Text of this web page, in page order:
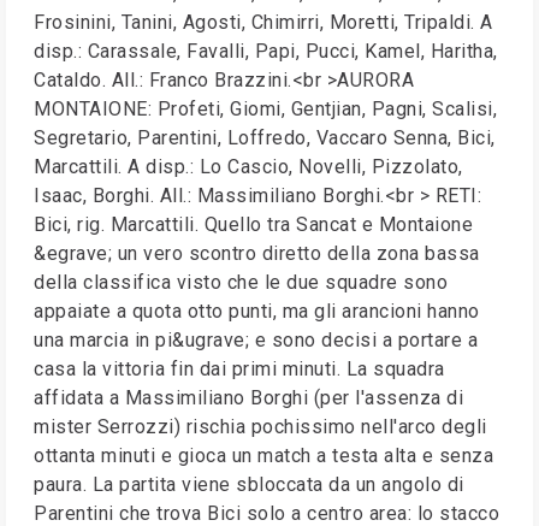
Frosinini, Tanini, Agosti, Chimirri, Moretti, Tripaldi. A
disp.: Carassale, Favalli, Papi, Pucci, Kamel, Haritha,
Cataldo. All.: Franco Brazzini.<br >AURORA
MONTAIONE: Profeti, Giomi, Gentjian, Pagni, Scalisi,
Segretario, Parentini, Loffredo, Vaccaro Senna, Bici,
Marcattili. A disp.: Lo Cascio, Novelli, Pizzolato,
Isaac, Borghi. All.: Massimiliano Borghi.<br > RETI:
Bici, rig. Marcattili. Quello tra Sancat e Montaione
&egrave; un vero scontro diretto della zona bassa
della classifica visto che le due squadre sono
appaiate a quota otto punti, ma gli arancioni hanno
una marcia in pi&ugrave; e sono decisi a portare a
casa la vittoria fin dai primi minuti. La squadra
affidata a Massimiliano Borghi (per l'assenza di
mister Serrozzi) rischia pochissimo nell'arco degli
ottanta minuti e gioca un match a testa alta e senza
paura. La partita viene sbloccata da un angolo di
Parentini che trova Bici solo a centro area: lo stacco